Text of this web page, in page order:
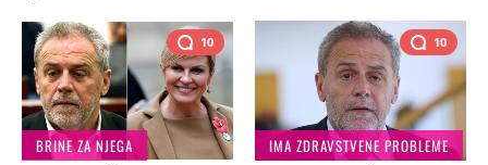
10
BRINE ZA NJEGA
10
IMA ZDRAVSTVENE PROBLEME